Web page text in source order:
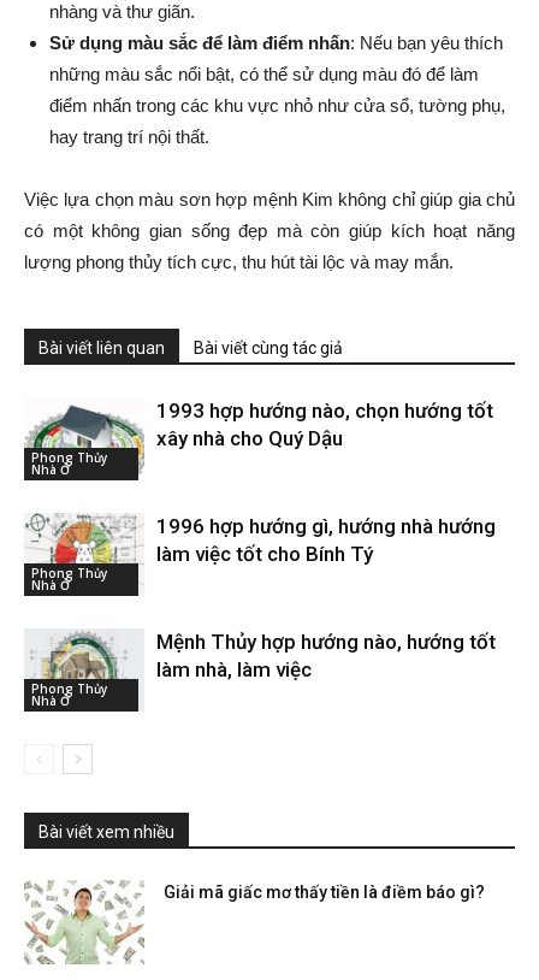
nhàng và thư giãn.
Sử dụng màu sắc để làm điểm nhấn: Nếu bạn yêu thích
những màu sắc nổi bật, có thể sử dụng màu đó để làm
điểm nhấn trong các khu vực nhỏ như cửa sổ, tường phụ,
hay trang trí nội thất.
Việc lựa chọn màu sơn hợp mệnh Kim không chỉ giúp gia chủ
có một không gian sống đẹp mà còn giúp kích hoạt năng
lượng phong thủy tích cực, thu hút tài lộc và may mắn.
Bài viết liên quan Bài viết cùng tác giả
Phong Thủy
Nhà Ở
1993 hợp hướng nào, chọn hướng tốt
xây nhà cho Quý Dậu
Phong Thủy
Nhà Ở
1996 hợp hướng gì, hướng nhà hướng
làm việc tốt cho Bính Tý
Phong Thủy
Nhà Ở
Mệnh Thủy hợp hướng nào, hướng tốt
làm nhà, làm việc
Bài viết xem nhiều
Giải mã giấc mơ thấy tiền là điềm báo gì?